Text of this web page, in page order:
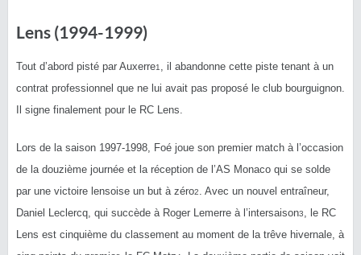
Lens (1994-1999)
Tout d’abord pisté par Auxerre1
, il abandonne cette piste tenant à un
contrat professionnel que ne lui avait pas proposé le club bourguignon.
Il signe finalement pour le RC Lens.
Lors de la saison 1997-1998, Foé joue son premier match à l’occasion
de la douzième journée et la réception de l’AS Monaco qui se solde
par une victoire lensoise un but à zéro2
. Avec un nouvel entraîneur,
Daniel Leclercq, qui succède à Roger Lemerre à l’intersaison3
, le RC
Lens est cinquième du classement au moment de la trêve hivernale, à